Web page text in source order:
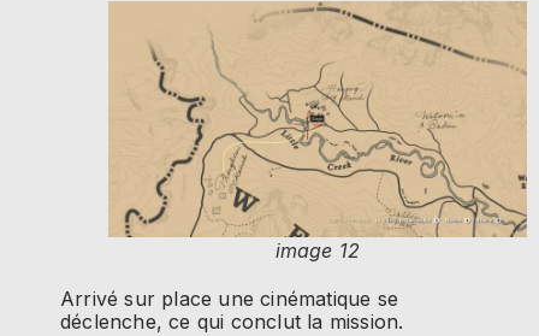
image 12
Arrivé sur place une cinématique se
déclenche, ce qui conclut la mission.